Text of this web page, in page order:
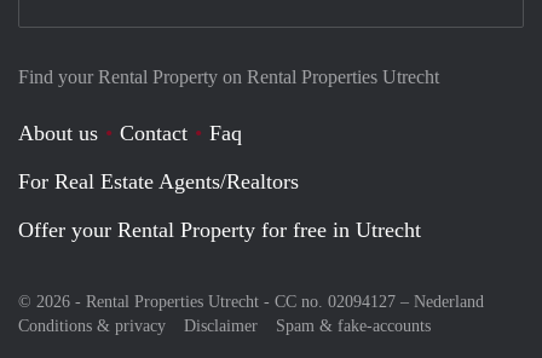
Find your Rental Property on Rental Properties Utrecht
About us Contact
Faq
For Real Estate Agents/Realtors
Offer your Rental Property for free in Utrecht
© 2026 - Rental Properties Utrecht - CC no. 02094127 – Nederland
Conditions & privacy
Disclaimer Spam & fake-accounts